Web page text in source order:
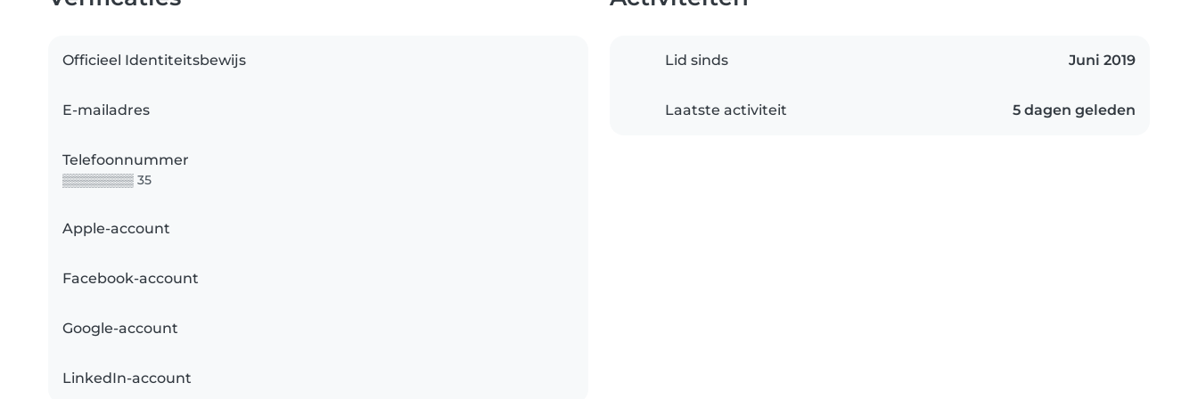
Officieel Identiteitsbewijs
E-mailadres
Telefoonnummer
▒▒▒▒▒▒▒▒ 35
Apple-account
Facebook-account
Google-account
LinkedIn-account
Lid sinds Juni 2019
Laatste activiteit 5 dagen geleden